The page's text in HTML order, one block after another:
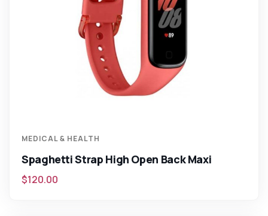
MEDICAL & HEALTH
Spaghetti Strap High Open Back Maxi
$120.00